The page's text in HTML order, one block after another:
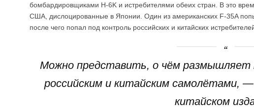
бомбардировщиками H-6K и истребителями обеих стран. В это
США, дислоцированные в Японии. Один из американских F-35A
после чего попал под контроль российских и китайских
Можно представить, о чём размышляет
российским и китайским
китайском